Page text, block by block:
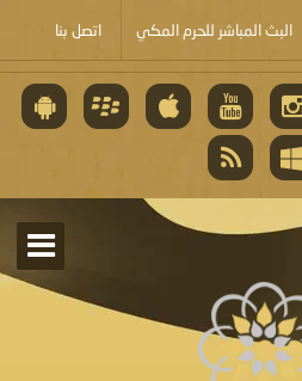
البث المباشر للحرم المكي اتصل بنا